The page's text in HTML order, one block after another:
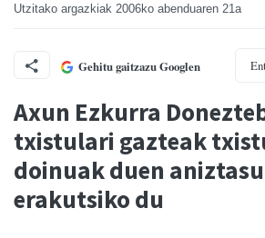
Utzitako argazkiak 2006ko abenduaren 21a
Gehitu gaitzazu Googlen
Axun Ezkurra
txistulari gazteak
doinuak duen
erakutsiko du